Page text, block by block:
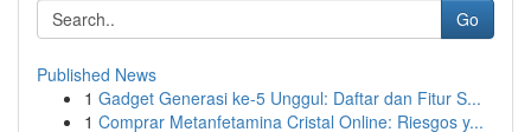
Go
Published News
1 Gadget Generasi ke-5 Unggul: Daftar dan Fitur S...
1 Comprar Metanfetamina Cristal Online: Riesgos y...